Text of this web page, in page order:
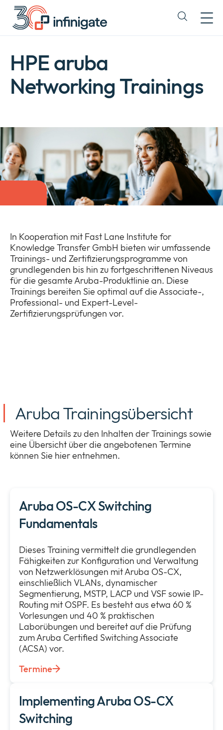
Zum
Inhalt
wechseln
Expand
Unternehmen
or
a
ID Connect
News
HPE aruba
Networking Trainings
In Kooperation mit Fast Lane Institute for
Knowledge Transfer GmbH bieten wir umfassende
Trainings- und Zertifizierungsprogramme von
grundlegenden bis hin zu fortgeschrittenen Niveaus
für die gesamte Aruba-Produktlinie an. Diese
Trainings bereiten Sie optimal auf die Associate-,
Professional- und Expert-Level-
Zertifizierungsprüfungen vor.
Aruba Trainingsübersicht
Weitere Details zu den Inhalten der Trainings sowie
eine Übersicht über die angebotenen Termine
können Sie hier entnehmen.
Aruba OS-CX Switching
Fundamentals
Dieses Training vermittelt die grundlegenden
Fähigkeiten zur Konfiguration und Verwaltung
von Netzwerklösungen mit Aruba OS-CX,
einschließlich VLANs, dynamischer
Segmentierung, MSTP, LACP und VSF sowie IP-
Routing mit OSPF. Es besteht aus etwa 60 %
Vorlesungen und 40 % praktischen
Laborübungen und bereitet auf die Prüfung
zum Aruba Certified Switching Associate
(ACSA) vor.
Termine
Implementing Aruba OS-CX
Switching